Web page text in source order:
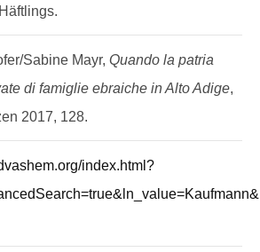
Sabine Mayr, Quando la patria
di famiglie ebraiche in Alto Adige,
2017, 128.
index.html?